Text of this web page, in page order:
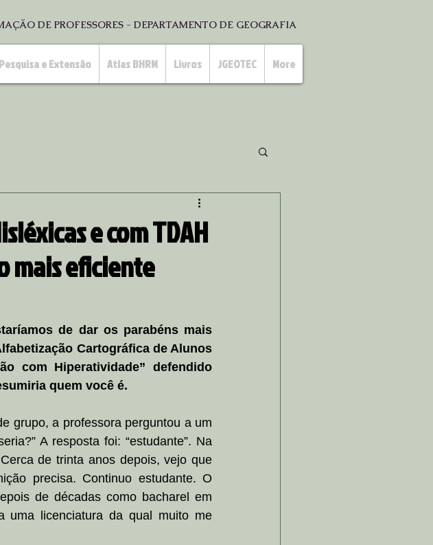
DE PROFESSORES - DEPARTAMENTO DE GEOGRAFIA
e Extensão Atlas BHRM Livros JGEOTEC More
e com TDAH
mais eficiente
de dar os parabéns mais
Cartográfica de Alunos
com Hiperatividade” defendido
quem você é.
grupo, a professora perguntou a um
A resposta foi: “estudante”. Na
de trinta anos depois, vejo que
precisa. Continuo estudante. O
de décadas como bacharel em
uma licenciatura da qual muito me